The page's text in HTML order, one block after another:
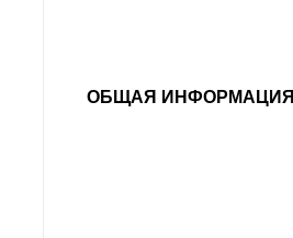
ОБЩАЯ ИНФОРМАЦИЯ